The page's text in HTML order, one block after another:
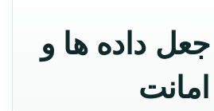
جعل داده ها و